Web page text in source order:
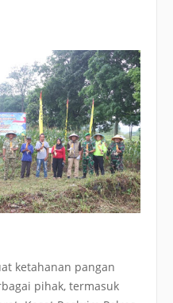
ketahanan pangan
pihak, termasuk